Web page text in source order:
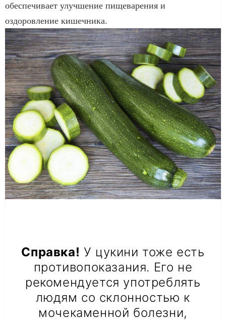
обеспечивает улучшение пищеварения и
оздоровление кишечника.
Справка! У цукини тоже есть
противопоказания. Его не
рекомендуется употреблять
людям со склонностью к
мочекаменной болезни,